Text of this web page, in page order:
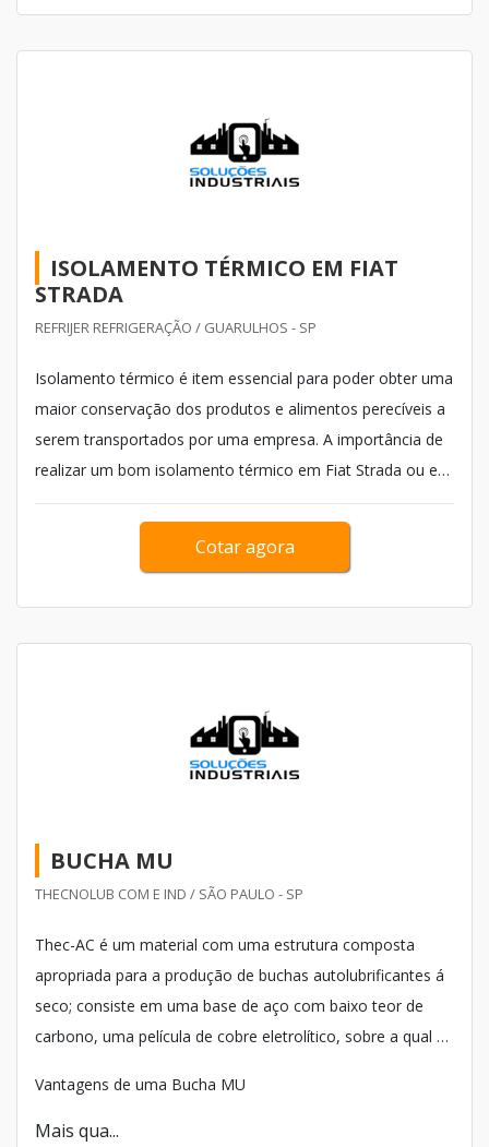
ISOLAMENTO TÉRMICO EM FIAT
STRADA
REFRIJER REFRIGERAÇÃO / GUARULHOS - SP
Isolamento térmico é item essencial para poder obter uma
maior conservação dos produtos e alimentos perecíveis a
serem transportados por uma empresa. A importância de
realizar um bom isolamento térmico em Fiat Strada ou em
outros veículos é indiscutível caso a empresa fabrique
qualquer um dos itens citados anteriormente e tenha
interesses em expandir os negócios para o...
Cotar agora
BUCHA MU
THECNOLUB COM E IND / SÃO PAULO - SP
Thec-AC é um material com uma estrutura composta
apropriada para a produção de buchas autolubrificantes á
seco; consiste em uma base de aço com baixo teor de
carbono, uma película de cobre eletrolítico, sobre a qual é
que ancora a superfície autolubrificante de PTFE (sem
chumbo).
Vantagens de uma Bucha MU
Mais qua...